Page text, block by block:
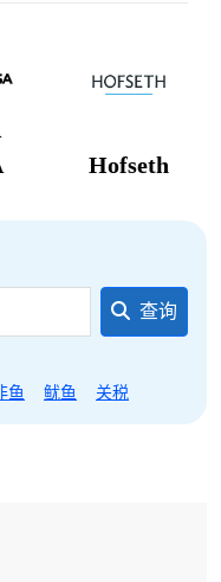
Hofseth
查询
鱼 鱿鱼 关税